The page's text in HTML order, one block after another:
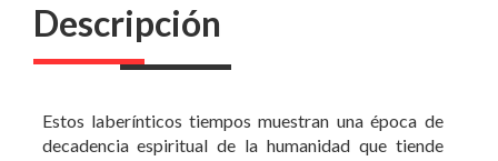
Estos laberínticos tiempos muestran una época de
hacia una masificación y una robotización del
pensamiento y la responsabilidad individuales.
Vivimos un enajenante sacrificio del ser humano a las